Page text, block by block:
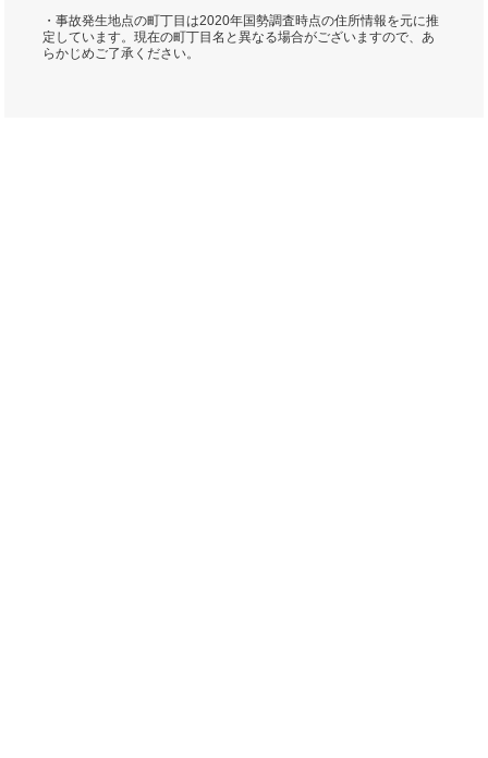
・事故発生地点の町丁目は2020年国勢調査時点の住所情報を元に推
定しています。現在の町丁目名と異なる場合がございますので、あ
らかじめご了承ください。